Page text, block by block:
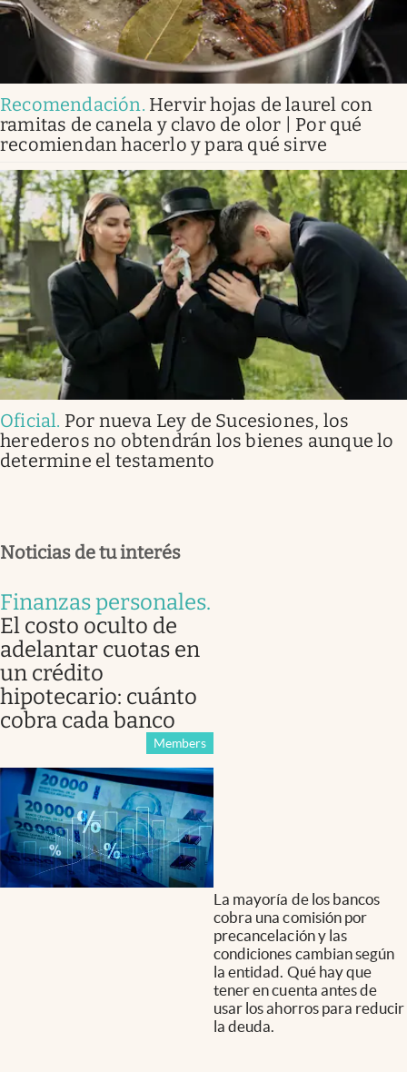
Recomendación. Hervir hojas de laurel con
ramitas de canela y clavo de olor | Por qué
recomiendan hacerlo y para qué sirve
Oficial. Por nueva Ley de Sucesiones, los
herederos no obtendrán los bienes aunque lo
determine el testamento
Noticias de tu interés
Finanzas personales.
El costo oculto de
adelantar cuotas en
un crédito
hipotecario: cuánto
cobra cada banco
Members
La mayoría de los bancos
cobra una comisión por
precancelación y las
condiciones cambian según
la entidad. Qué hay que
tener en cuenta antes de
usar los ahorros para reducir
la deuda.